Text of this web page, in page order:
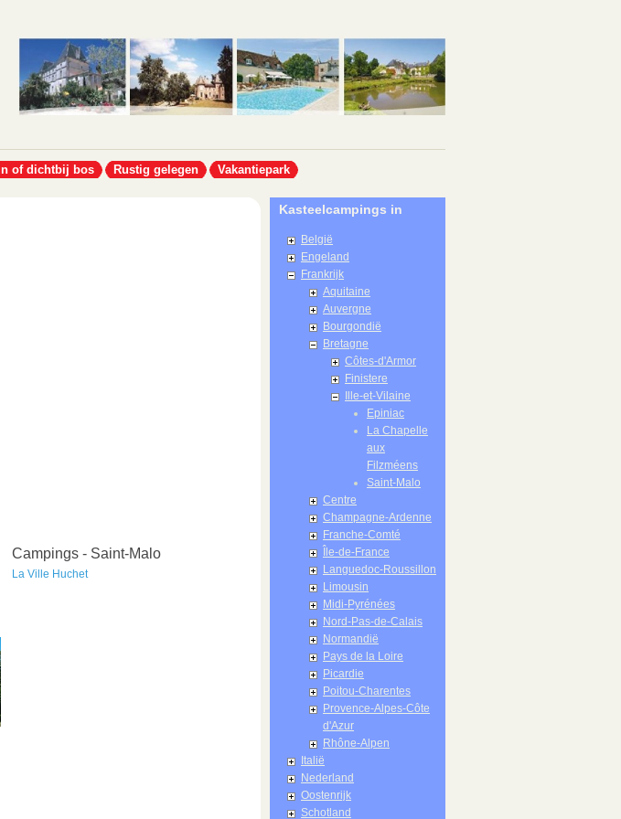
In of dichtbij bos Rustig gelegen Vakantiepark
Campings - Saint-Malo
La Ville Huchet
Kasteelcampings in
België
Engeland
Frankrijk
Aquitaine
Auvergne
Bourgondië
Bretagne
Côtes-d'Armor
Finistere
Ille-et-Vilaine
Epiniac
La Chapelle
aux
Filzméens
Saint-Malo
Centre
Champagne-Ardenne
Franche-Comté
Île-de-France
Languedoc-Roussillon
Limousin
Midi-Pyrénées
Nord-Pas-de-Calais
Normandië
Pays de la Loire
Picardie
Poitou-Charentes
Provence-Alpes-Côte
d'Azur
Rhône-Alpen
Italië
Nederland
Oostenrijk
Schotland